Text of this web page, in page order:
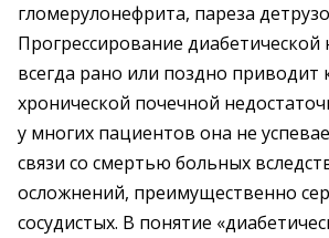
гломерулонефрита, пареза
Прогрессирование
всегда рано или поздно приводит
хронической почечной
у многих пациентов она не
связи со смертью больных
осложнений, преимущественно
сосудистых. В понятие